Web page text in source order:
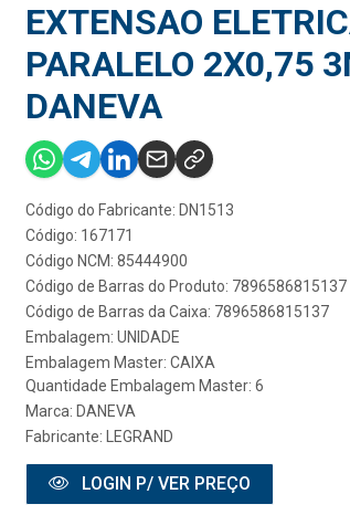
EXTENSAO
PARALELO 2X0,75
DANEVA
Código do Fabricante: DN1513
Código: 167171
Código NCM: 85444900
Código de Barras do Produto: 7896586815137
Código de Barras da Caixa: 7896586815137
Embalagem: UNIDADE
Embalagem Master: CAIXA
Quantidade Embalagem Master: 6
Marca: DANEVA
Fabricante:
LEGRAND
LOGIN P/ VER PREÇO